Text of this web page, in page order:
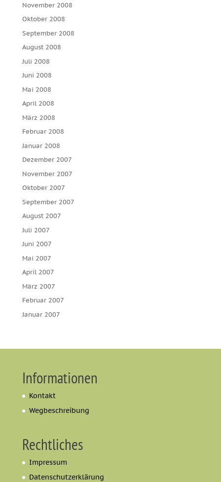
November 2008
Oktober 2008
September 2008
August 2008
Juli 2008
Juni 2008
Mai 2008
April 2008
März 2008
Februar 2008
Januar 2008
Dezember 2007
November 2007
Oktober 2007
September 2007
August 2007
Juli 2007
Juni 2007
Mai 2007
April 2007
März 2007
Februar 2007
Januar 2007
Informationen
Kontakt
Wegbeschreibung
Rechtliches
Impressum
Datenschutzerklärung